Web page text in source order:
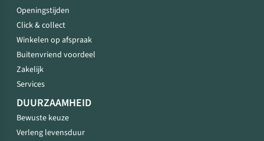
Openingstijden
Click & collect
Winkelen op afspraak
Buitenvriend voordeel
Zakelijk
Services
DUURZAAMHEID
Bewuste keuze
Verleng levensduur